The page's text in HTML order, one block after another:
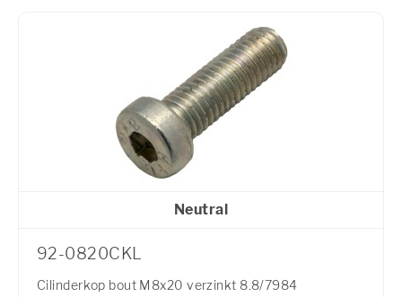
Neutral
92-0820CKL
Cilinderkop bout M8x20 verzinkt 8.8/7984